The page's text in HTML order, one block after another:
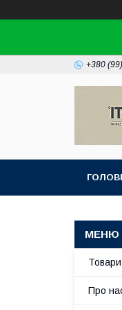
+380
Товари
Про